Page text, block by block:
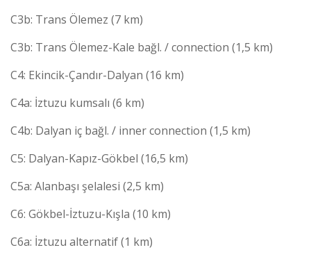
C3b: Trans Ölemez (7 km)
C3b: Trans Ölemez-Kale bağl. / connection (1,5 km)
C4: Ekincik-Çandır-Dalyan (16 km)
C4a: İztuzu kumsalı (6 km)
C4b: Dalyan iç bağl. / inner connection (1,5 km)
C5: Dalyan-Kapız-Gökbel (16,5 km)
C5a: Alanbaşı şelalesi (2,5 km)
C6: Gökbel-İztuzu-Kışla (10 km)
C6a: İztuzu alternatif (1 km)